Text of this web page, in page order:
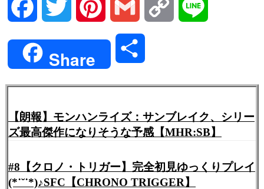
Facebook Twitter Pinterest Gmail Copy
Share
【朗報】モンハンライズ：サンブレイク、シリー
ズ最高傑作になりそうな予感【MHR:SB】
#8【クロノ・トリガー】完全初見ゆっくりプレイ
(*˙˘˙*)♪SFC【CHRONO TRIGGER】